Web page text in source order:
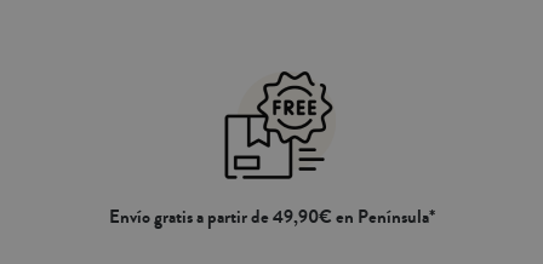
Envío gratis a partir de 49,90€ en Península*